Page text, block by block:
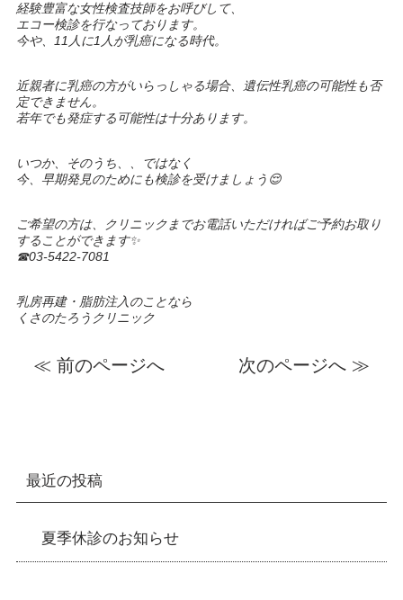
最近の投稿
夏季休診のお知らせ
経験豊富な女性検査技師をお呼びして、
エコー検診を行なっております。
今や、11人に1人が乳癌になる時代。
近親者に乳癌の方がいらっしゃる場合、遺伝性乳癌の可能性も否
定できません。
若年でも発症する可能性は十分あります。
いつか、そのうち、、ではなく
今、早期発見のためにも検診を受けましょう😌
ご希望の方は、クリニックまでお電話いただければご予約お取り
することができます✨
☎︎03-5422-7081
乳房再建・脂肪注入のことなら
くさのたろうクリニック
≪ 前のページへ 次のページへ ≫